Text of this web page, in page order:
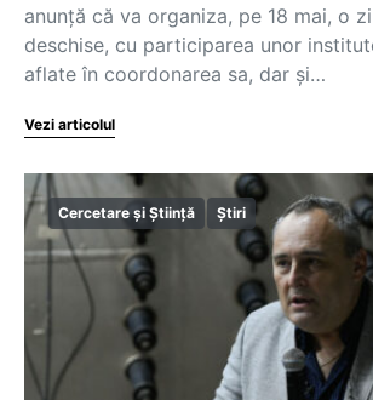
anunță că va organiza, pe 18 mai, o
deschise, cu participarea unor
aflate în coordonarea sa, dar și…
Vezi articolul
Cercetare și Știință Știri